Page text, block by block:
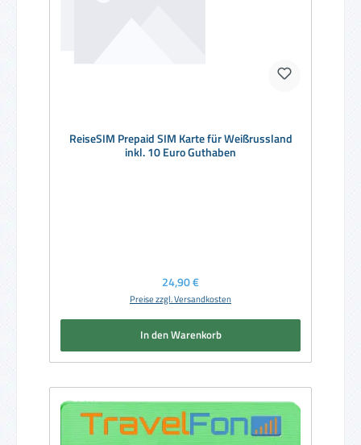
ReiseSIM Prepaid SIM Karte für Weißrussland
inkl. 10 Euro Guthaben
Regulärer Preis:
24,90 €
Preise zzgl. Versandkosten
In den Warenkorb